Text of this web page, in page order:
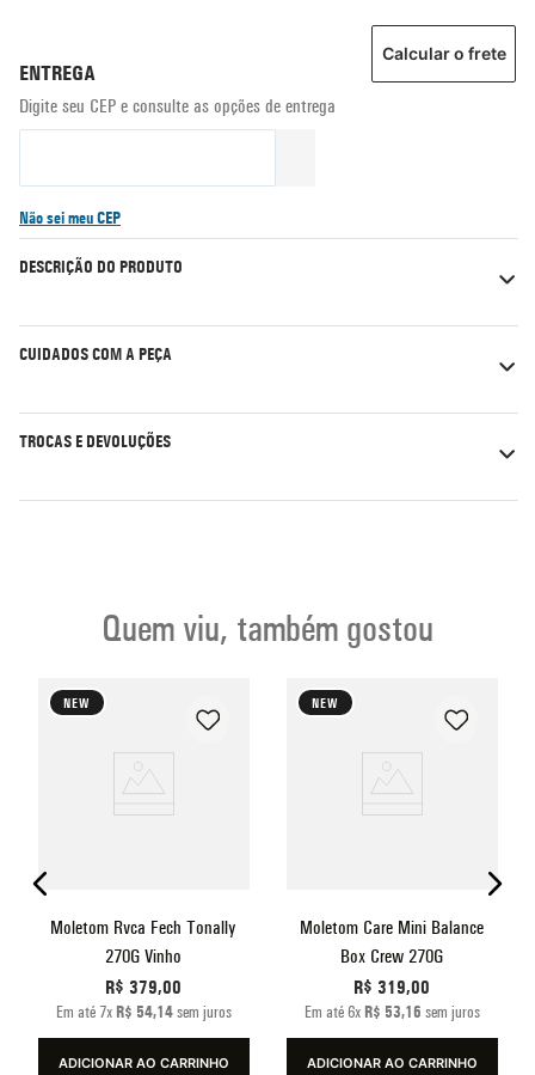
Não sei meu CEP
Calcular o frete
DESCRIÇÃO DO PRODUTO
CUIDADOS COM A PEÇA
TROCAS E DEVOLUÇÕES
Quem viu, também gostou
NEW
Moletom Rvca Fech Tonally
270G Vinho
R$ 379,00
Em até 7x R$ 54,14sem juros
ADICIONAR AO CARRINHO
NEW
Moletom Care Mini Balance
Box Crew 270G
R$ 319,00
Em até 6x R$ 53,16 sem juros
ADICIONAR AO CARRINHO